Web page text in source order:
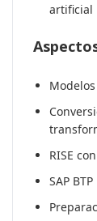
artificial
RISE
SAP BTP